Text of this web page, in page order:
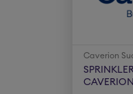
Caverion
CAVERION